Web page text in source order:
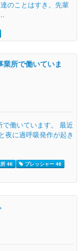
のことはすき。先輩
所で働いていま
働いています。 最近
夜に過呼吸発作が起き
46
プレッシャー 46